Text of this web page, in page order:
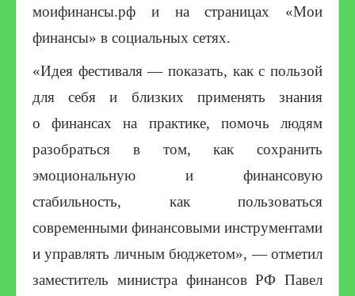
моифинансы.рф и на страницах «Мои
финансы» в социальных сетях.
«Идея фестиваля — показать, как с пользой
для себя и близких применять знания
о финансах на практике, помочь людям
разобраться в том, как сохранить
эмоциональную и финансовую
стабильность, как пользоваться
современными финансовыми инструментами
и управлять личным бюджетом», — отметил
заместитель министра финансов РФ Павел